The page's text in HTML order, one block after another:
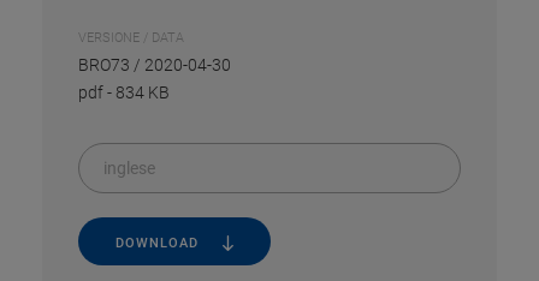
VERSIONE / DATA
BRO73 / 2020-04-30
pdf- 834 KB
inglese
DOWNLOAD